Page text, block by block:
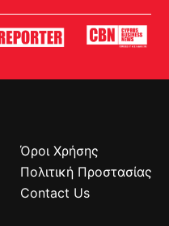
Όροι Χρήσης
Πολιτική Προστασίας
Contact Us